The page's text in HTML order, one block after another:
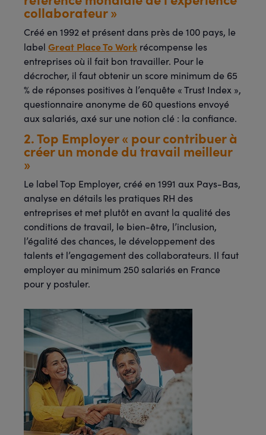
collaborateur »
Créé en 1992 et présent dans près de 100 pays, le
label Great Place To Work récompense les
entreprises où il fait bon travailler. Pour le
décrocher, il faut obtenir un score minimum de 65
% de réponses positives à l’enquête « Trust Index »,
questionnaire anonyme de 60 questions envoyé
aux salariés, axé sur une notion clé : la confiance.
2. Top Employer « pour contribuer à
créer un monde du travail meilleur
»
Le label Top Employer, créé en 1991 aux Pays-Bas,
analyse en détails les pratiques RH des
entreprises et met plutôt en avant la qualité des
conditions de travail, le bien-être, l’inclusion,
l’égalité des chances, le développement des
talents et l’engagement des collaborateurs. Il faut
employer au minimum 250 salariés en France
pour y postuler.